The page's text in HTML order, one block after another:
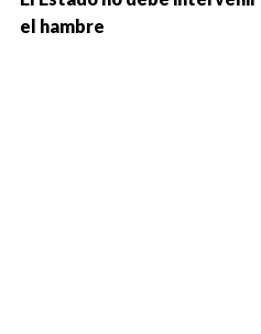
el hambre